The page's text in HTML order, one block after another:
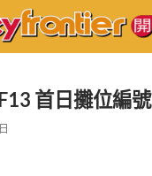
首日攤位編號